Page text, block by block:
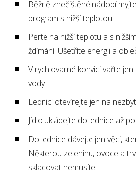
Běžně znečištěné nádobí
program s nižší teplotou.
Perte na nižší teplotu a s
ždímání. Ušetříte energii a
V rychlovarné konvici vařte
vody.
Lednici otevírejte jen na
Jídlo ukládejte do lednice až
Do lednice dávejte jen věci,
Některou zeleninu, ovoce a
skladovat nemusíte.